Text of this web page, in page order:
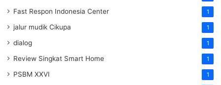
Fast Respon Indonesia Center 1
jalur mudik Cikupa 1
dialog 1
Review Singkat Smart Home 1
PSBM XXVI 1